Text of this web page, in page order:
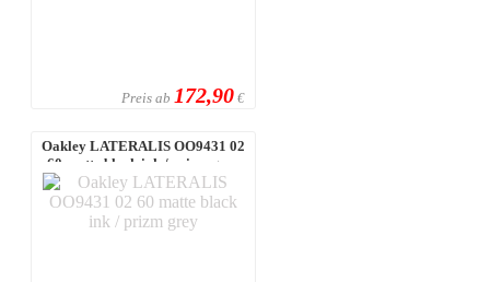
Preis ab 172,90 €
Oakley LATERALIS OO9431 02
60 matte black ink / prizm grey